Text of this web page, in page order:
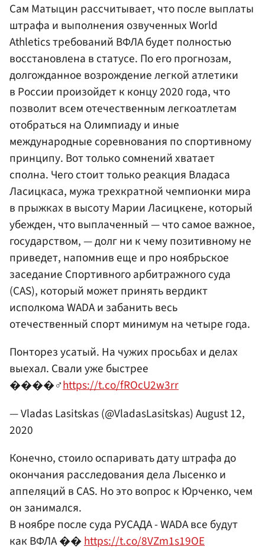
Сам Матыцин рассчитывает, что после выплаты
штрафа и выполнения озвученных World
Athletics требований ВФЛА будет полностью
восстановлена в статусе. По его прогнозам,
долгожданное возрождение легкой атлетики
в России произойдет к концу 2020 года, что
позволит всем отечественным легкоатлетам
отобраться на Олимпиаду и иные
международные соревнования по спортивному
принципу. Вот только сомнений хватает
сполна. Чего стоит только реакция Владаса
Ласицкаса, мужа трехкратной чемпионки мира
в прыжках в высоту Марии Ласицкене, который
убежден, что выплаченный — что самое важное,
государством, — долг ни к чему позитивному не
приведет, напомнив еще и про ноябрьское
заседание Спортивного арбитражного суда
(CAS), который может принять вердикт
исполкома WADA и забанить весь
отечественный спорт минимум на четыре года.
Понторез усатый. На чужих просьбах и делах
выехал. Свали уже быстрее
����‍♂️https://t.co/fROcU2w3rr
— Vladas Lasitskas (@VladasLasitskas)August 12,
2020
Конечно, стоило оспаривать дату штрафа до
окончания расследования дела Лысенко и
аппеляций в CAS. Но это вопрос к Юрченко, чем
он занимался.
В ноябре после суда РУСАДА - WADA все будут
как ВФЛА ��https://t.co/8VZm1s19OE